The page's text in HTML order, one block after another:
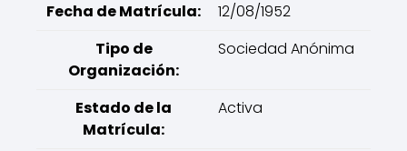
Fecha de Matrícula:
12/08/1952
Tipo de
Organización:
Sociedad Anónima
Estado de la
Matrícula:
Activa